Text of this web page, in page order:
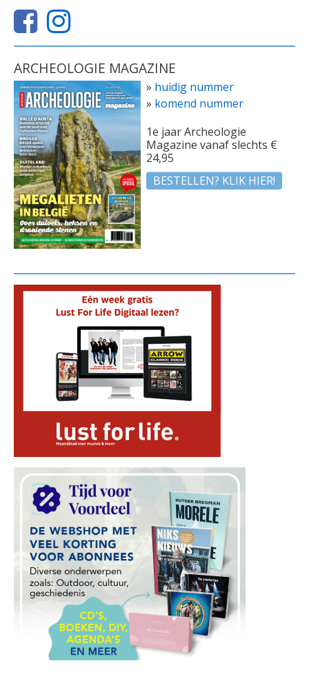
ARCHEOLOGIE MAGAZINE
» huidig nummer
» komend nummer
1e jaar Archeologie
Magazine vanaf slechts €
24,95
BESTELLEN? KLIK HIER!